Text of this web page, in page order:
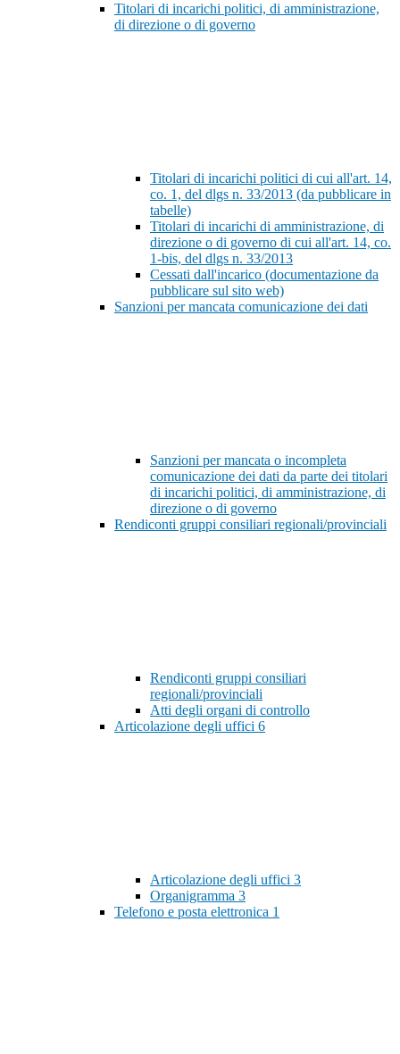
Titolari di incarichi politici, di amministrazione,
di direzione o di governo
Titolari di incarichi politici di cui all'art. 14,
co. 1, del dlgs n. 33/2013 (da pubblicare in
tabelle)
Titolari di incarichi di amministrazione, di
direzione o di governo di cui all'art. 14, co.
1-bis, del dlgs n. 33/2013
Cessati dall'incarico (documentazione da
pubblicare sul sito web)
Sanzioni per mancata comunicazione dei dati
Sanzioni per mancata o incompleta
comunicazione dei dati da parte dei titolari
di incarichi politici, di amministrazione, di
direzione o di governo
Rendiconti gruppi consiliari regionali/provinciali
Rendiconti gruppi consiliari
regionali/provinciali
Atti degli organi di controllo
Articolazione degli uffici 6
Articolazione degli uffici 3
Organigramma 3
Telefono e posta elettronica 1